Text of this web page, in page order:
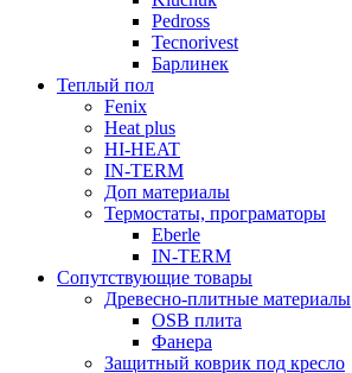
Pedross
Tecnorivest
Барлинек
Теплый пол
Fenix
Heat plus
HI-HEAT
IN-TERM
Доп материалы
Термостаты, програматоры
Eberle
IN-TERM
Сопутствующие товары
Древесно-плитные материалы
OSB плита
Фанера
Защитный коврик под кресло